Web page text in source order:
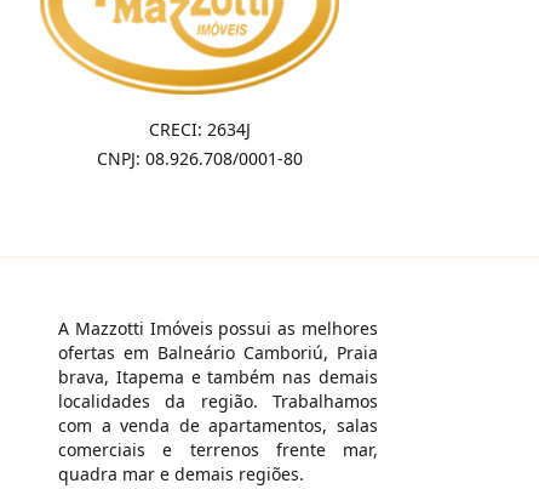
CRECI: 2634J
CNPJ: 08.926.708/0001-80
A Mazzotti Imóveis possui as melhores
ofertas em Balneário Camboriú, Praia
brava, Itapema e também nas demais
localidades da região. Trabalhamos
com a venda de apartamentos, salas
comerciais e terrenos frente mar,
quadra mar e demais regiões.